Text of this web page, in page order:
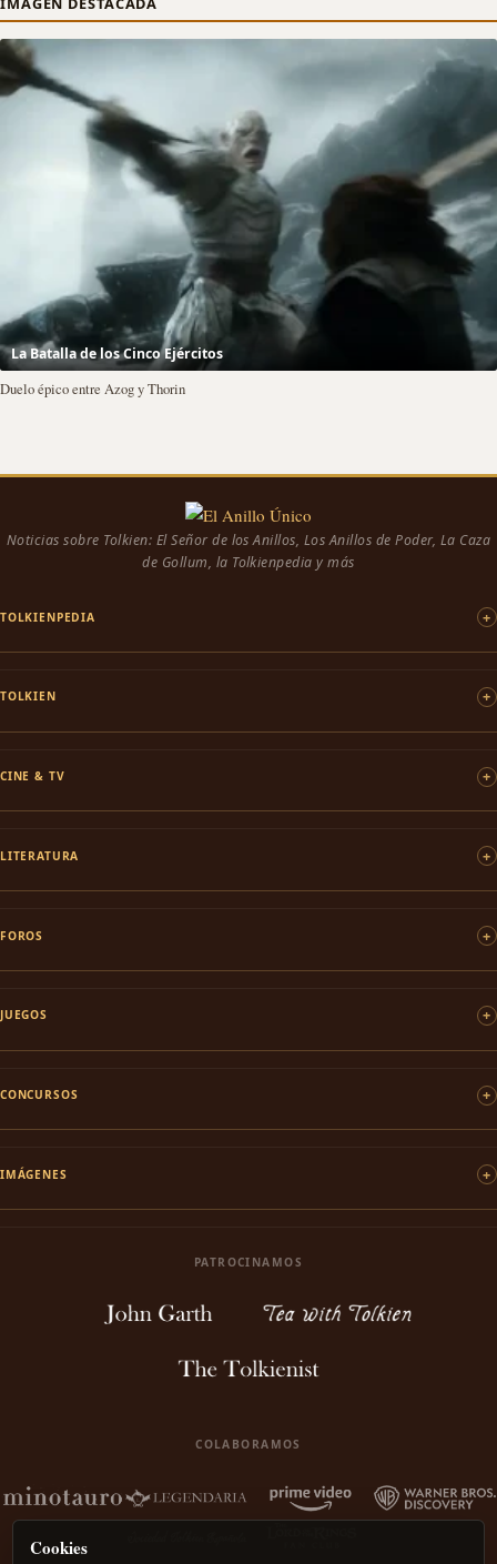
La Batalla de los Cinco Ejércitos
Duelo épico entre Azog y Thorin
Noticias sobre Tolkien: El Señor de los Anillos, Los Anillos de Poder, La Caza
de Gollum, la Tolkienpedia y más
TOLKIENPEDIA
TOLKIEN
CINE & TV
LITERATURA
FOROS
JUEGOS
CONCURSOS
IMÁGENES
PATROCINAMOS
COLABORAMOS
Cookies